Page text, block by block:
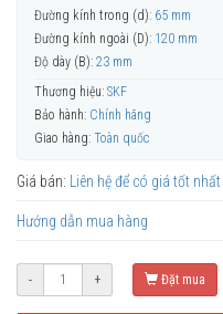
Đường kính trong (d): 65 mm
Đường kính ngoài (D): 120 mm
Độ dày (B): 23 mm
Thương hiệu: SKF
Bảo hành: Chính hãng
Giao hàng: Toàn quốc
Giá bán: Liên hệ để có giá tốt
Hướng dẫn mua hàng
- + Đặt mua